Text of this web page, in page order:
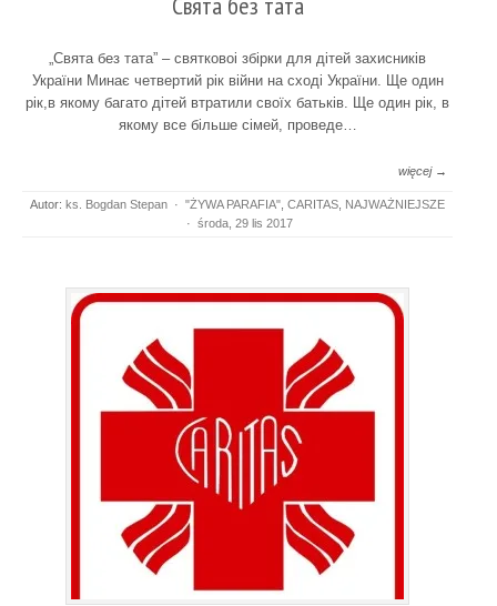
„Свята без тата” – святковоі збірки для дітей захисників
України Минає четвертий рік війни на сході України. Ще один
рік,в якому багато дітей втратили своїх батьків. Ще один рік, в
якому все більше сімей, проведе…
więcej →
Autor: ks. Bogdan Stepan · "ŻYWA PARAFIA" CARITAS NAJWAŻNIEJSZE
· środa, 29 lis 2017